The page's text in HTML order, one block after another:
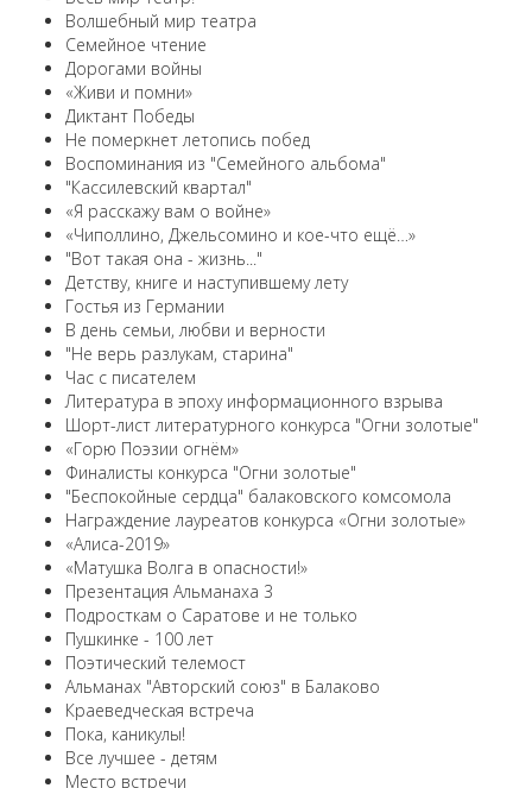
Волшебный мир театра
Семейное чтение
Дорогами войны
«Живи и помни»
Диктант Победы
Не померкнет летопись побед
Воспоминания из "Семейного альбома"
"Кассилевский квартал"
«Я расскажу вам о войне»
«Чиполлино, Джельсомино и кое-что ещё…»
"Вот такая она - жизнь..."
Детству, книге и наступившему лету
Гостья из Германии
В день семьи, любви и верности
"Не верь разлукам, старина"
Час с писателем
Литература в эпоху информационного взрыва
Шорт-лист литературного конкурса "Огни золотые"
«Горю Поэзии огнём»
Финалисты конкурса "Огни золотые"
"Беспокойные сердца" балаковского комсомола
Награждение лауреатов конкурса «Огни золотые»
«Алиса-2019»
«Матушка Волга в опасности!»
Презентация Альманаха 3
Подросткам о Саратове и не только
Пушкинке - 100 лет
Поэтический телемост
Альманах "Авторский союз" в Балаково
Краеведческая встреча
Пока, каникулы!
Все лучшее - детям
Место встречи